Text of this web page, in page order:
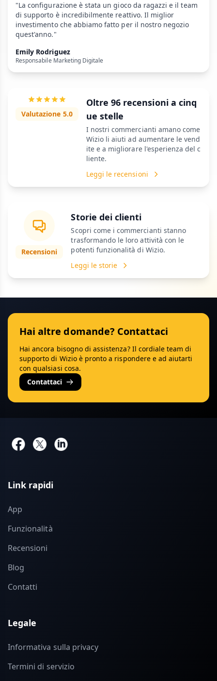
"La configurazione è stata un gioco da ragazzi e il team
di supporto è incredibilmente reattivo. Il miglior
investimento che abbiamo fatto per il nostro negozio
quest'anno."
Emily Rodriguez
Responsabile Marketing Digitale
Valutazione 5.0
Oltre 96 recensioni a cinq
ue stelle
I nostri commercianti amano come
Wizio li aiuti ad aumentare le vend
ite e a migliorare l'esperienza del c
liente.
Leggi le recensioni
Recensioni
Storie dei clienti
Scopri come i commercianti stanno
trasformando le loro attività con le
potenti funzionalità di Wizio.
Leggi le storie
Hai altre domande? Contattaci
Hai ancora bisogno di assistenza? Il cordiale team di
supporto di Wizio è pronto a rispondere e ad aiutarti
con qualsiasi cosa.
Contattaci
Link rapidi
App
Funzionalità
Recensioni
Blog
Contatti
Legale
Informativa sulla privacy
Termini di servizio